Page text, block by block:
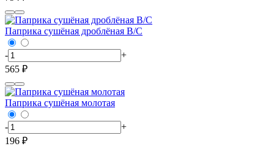
Паприка сушёная дроблёная В/С
-
+
565 ₽
Паприка сушёная молотая
-
+
196 ₽